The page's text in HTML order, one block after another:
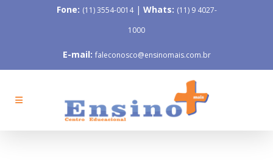
Fone: (11) 3554-0014| Whats: (11) 9 4027-
1000
E-mail: faleconosco@ensinomais.com.br